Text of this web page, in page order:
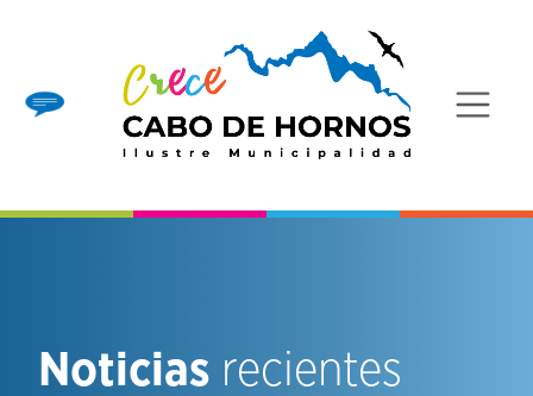
Noticias recientes